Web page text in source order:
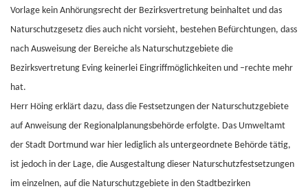
Vorlage kein Anhörungsrecht der Bezirksvertretung beinhaltet und das
Naturschutzgesetz dies auch nicht vorsieht, bestehen Befürchtungen, dass
nach Ausweisung der Bereiche als Naturschutzgebiete die
Bezirksvertretung Eving keinerlei Eingriffmöglichkeiten und –rechte mehr
hat.
Herr Höing erklärt dazu, dass die Festsetzungen der Naturschutzgebiete
auf Anweisung der Regionalplanungsbehörde erfolgte. Das Umweltamt
der Stadt Dortmund war hier lediglich als untergeordnete Behörde tätig,
ist jedoch in der Lage, die Ausgestaltung dieser Naturschutzfestsetzungen
im einzelnen, auf die Naturschutzgebiete in den Stadtbezirken